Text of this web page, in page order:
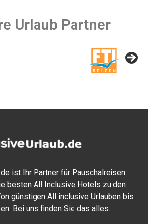
Urlaub Partner
ist Ihr Partner für Pauschalreisen.
besten All Inclusive Hotels zu den
günstigen All inclusive Urlauben bis
Bei uns finden Sie das alles.